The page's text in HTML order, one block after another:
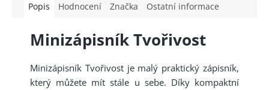
Popis Hodnocení Značka Ostatní informace
Minizápisník Tvořivost
Minizápisník Tvořivost je malý praktický zápisník,
který můžete mít stále u sebe. Díky kompaktní